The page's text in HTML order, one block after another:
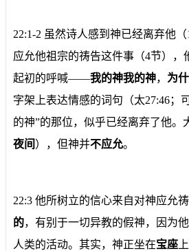
22:1-2 虽然诗人感到神已经离弃他
应允他祖宗的祷告这件事（4节），
起初的呼喊——我的神我的神， 为
字架上表达情感的词句（太27:46；
的神”的那位，似乎已经离弃了他。
夜间 ），但神并不应允。
22:3 他所树立的信心来自对神应允
的，有别于一切异教的假神，因为
人类的活动。其实，神正坐在宝座